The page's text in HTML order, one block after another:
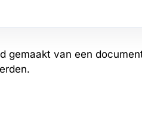
gemaakt van een